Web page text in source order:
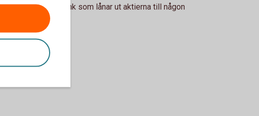
aktier till en bank som lånar ut aktierna till någon
Aktielån